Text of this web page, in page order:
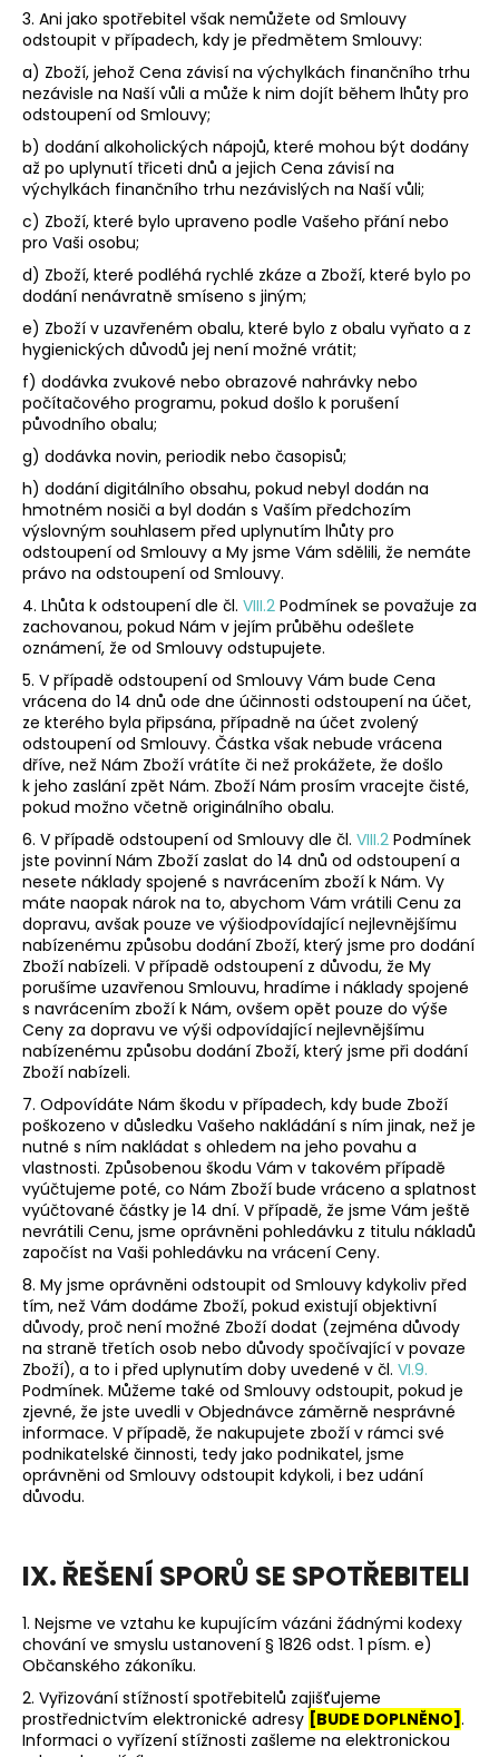
3. Ani jako spotřebitel však nemůžete od Smlouvy
odstoupit v případech, kdy je předmětem Smlouvy:
a) Zboží, jehož Cena závisí na výchylkách finančního trhu
nezávisle na Naší vůli a může k nim dojít během lhůty pro
odstoupení od Smlouvy;
b) dodání alkoholických nápojů, které mohou být dodány
až po uplynutí třiceti dnů a jejich Cena závisí na
výchylkách finančního trhu nezávislých na Naší vůli;
c) Zboží, které bylo upraveno podle Vašeho přání nebo
pro Vaši osobu;
d) Zboží, které podléhá rychlé zkáze a Zboží, které bylo po
dodání nenávratně smíseno s jiným;
e) Zboží v uzavřeném obalu, které bylo z obalu vyňato a z
hygienických důvodů jej není možné vrátit;
f) dodávka zvukové nebo obrazové nahrávky nebo
počítačového programu, pokud došlo k porušení
původního obalu;
g) dodávka novin, periodik nebo časopisů;
h) dodání digitálního obsahu, pokud nebyl dodán na
hmotném nosiči a byl dodán s Vaším předchozím
výslovným souhlasem před uplynutím lhůty pro
odstoupení od Smlouvy a My jsme Vám sdělili, že nemáte
právo na odstoupení od Smlouvy.
4. Lhůta k odstoupení dle čl. VIII.2 Podmínek se považuje za
zachovanou, pokud Nám v jejím průběhu odešlete
oznámení, že od Smlouvy odstupujete.
5. V případě odstoupení od Smlouvy Vám bude Cena
vrácena do 14 dnů ode dne účinnosti odstoupení na účet,
ze kterého byla připsána, případně na účet zvolený
odstoupení od Smlouvy. Částka však nebude vrácena
dříve, než Nám Zboží vrátíte či než prokážete, že došlo
k jeho zaslání zpět Nám. Zboží Nám prosím vracejte čisté,
pokud možno včetně originálního obalu.
6. V případě odstoupení od Smlouvy dle čl. VIII.2 Podmínek
jste povinní Nám Zboží zaslat do 14 dnů od odstoupení a
nesete náklady spojené s navrácením zboží k Nám. Vy
máte naopak nárok na to, abychom Vám vrátili Cenu za
dopravu, avšak pouze ve výšiodpovídající nejlevnějšímu
nabízenému způsobu dodání Zboží, který jsme pro dodání
Zboží nabízeli. V případě odstoupení z důvodu, že My
porušíme uzavřenou Smlouvu, hradíme i náklady spojené
s navrácením zboží k Nám, ovšem opět pouze do výše
Ceny za dopravu ve výši odpovídající nejlevnějšímu
nabízenému způsobu dodání Zboží, který jsme při dodání
Zboží nabízeli.
7. Odpovídáte Nám škodu v případech, kdy bude Zboží
poškozeno v důsledku Vašeho nakládání s ním jinak, než je
nutné s ním nakládat s ohledem na jeho povahu a
vlastnosti. Způsobenou škodu Vám v takovém případě
vyúčtujeme poté, co Nám Zboží bude vráceno a splatnost
vyúčtované částky je 14 dní. V případě, že jsme Vám ještě
nevrátili Cenu, jsme oprávněni pohledávku z titulu nákladů
započíst na Vaši pohledávku na vrácení Ceny.
8. My jsme oprávněni odstoupit od Smlouvy kdykoliv před
tím, než Vám dodáme Zboží, pokud existují objektivní
důvody, proč není možné Zboží dodat (zejména důvody
na straně třetích osob nebo důvody spočívající v povaze
Zboží), a to i před uplynutím doby uvedené v čl. VI.9.
Podmínek. Můžeme také od Smlouvy odstoupit, pokud je
zjevné, že jste uvedli v Objednávce záměrně nesprávné
informace. V případě, že nakupujete zboží v rámci své
podnikatelské činnosti, tedy jako podnikatel, jsme
oprávněni od Smlouvy odstoupit kdykoli, i bez udání
důvodu.
IX. ŘEŠENÍ SPORŮ SE SPOTŘEBITELI
1. Nejsme ve vztahu ke kupujícím vázáni žádnými kodexy
chování ve smyslu ustanovení § 1826 odst. 1 písm. e)
Občanského zákoníku.
2. Vyřizování stížností spotřebitelů zajišťujeme
prostřednictvím elektronické adresy [BUDE DOPLNĚNO] .
Informaci o vyřízení stížnosti zašleme na elektronickou